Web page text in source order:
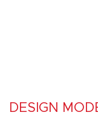
DESIGN